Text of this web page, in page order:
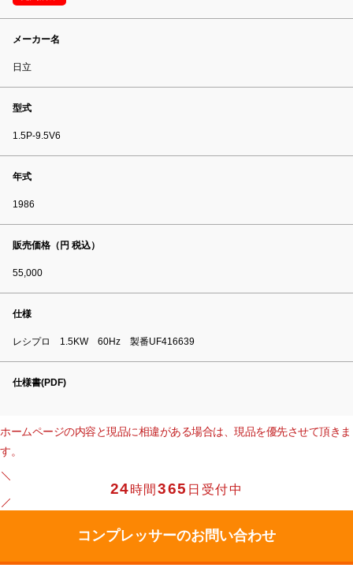
メーカー名
日立
型式
1.5P-9.5V6
年式
1986
販売価格（円 税込）
55,000
仕様
レシプロ 1.5KW 60Hz 製番UF416639
仕様書(PDF)
ホームページの内容と現品に相違がある場合は、現品を優先させて頂きま
す。
24時間365 日受付中